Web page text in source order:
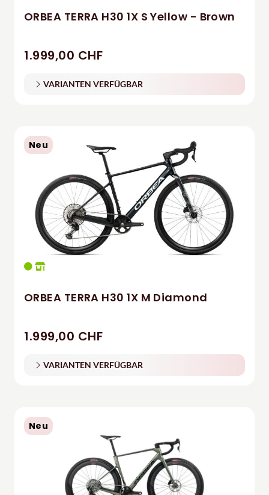
ORBEA TERRA H30 1X S Yellow - Brown
1.999,00 CHF
VARIANTEN VERFÜGBAR
Neu
ORBEA TERRA H30 1X M Diamond
1.999,00 CHF
VARIANTEN VERFÜGBAR
Neu